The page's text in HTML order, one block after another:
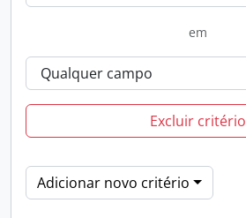
em
Excluir critério
Adicionar novo critério